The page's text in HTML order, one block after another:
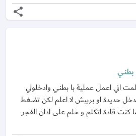
share
بطني
اني اعمل عملية با بطني وادخلولي
حديدة او بربيش لا اعلم لكن تضغط
قادة اتكلم و حلم على ادان الفجر